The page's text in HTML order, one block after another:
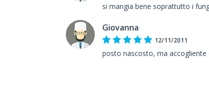
si mangia bene soprattutto i
Giovanna
12/11/2011
posto nascosto, ma accogliente